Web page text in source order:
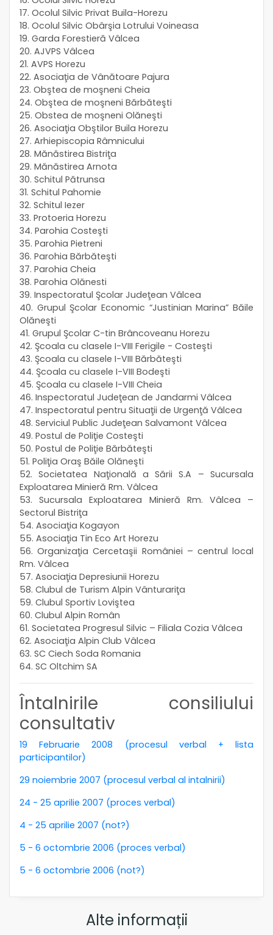
17. Ocolul Silvic Privat Buila-Horezu
18. Ocolul Silvic Obârşia Lotrului Voineasa
19. Garda Forestieră Vâlcea
20. AJVPS Vâlcea
21. AVPS Horezu
22. Asociaţia de Vânătoare Pajura
23. Obştea de moşneni Cheia
24. Obştea de moşneni Bărbăteşti
25. Obstea de moşneni Olăneşti
26. Asociaţia Obştilor Buila Horezu
27. Arhiepiscopia Râmnicului
28. Mănăstirea Bistriţa
29. Mănăstirea Arnota
30. Schitul Pătrunsa
31. Schitul Pahomie
32. Schitul Iezer
33. Protoeria Horezu
34. Parohia Costeşti
35. Parohia Pietreni
36. Parohia Bărbăteşti
37. Parohia Cheia
38. Parohia Olănesti
39. Inspectoratul Şcolar Judeţean Vâlcea
40. Grupul Şcolar Economic “Justinian Marina” Băile
Olăneşti
41. Grupul Şcolar C-tin Brâncoveanu Horezu
42. Şcoala cu clasele I-VIII Ferigile - Costeşti
43. Şcoala cu clasele I-VIII Bărbăteşti
44. Şcoala cu clasele I-VIII Bodeşti
45. Şcoala cu clasele I-VIII Cheia
46. Inspectoratul Judeţean de Jandarmi Vâlcea
47. Inspectoratul pentru Situaţii de Urgenţă Vâlcea
48. Serviciul Public Judeţean Salvamont Vâlcea
49. Postul de Poliţie Costeşti
50. Postul de Poliţie Bărbăteşti
51. Poliţia Oraş Băile Olăneşti
52. Societatea Naţională a Sării S.A – Sucursala
Exploatarea Minieră Rm. Vâlcea
53. Sucursala Exploatarea Minieră Rm. Vâlcea –
Sectorul Bistriţa
54. Asociaţia Kogayon
55. Asociaţia Tin Eco Art Horezu
56. Organizaţia Cercetaşii României – centrul local
Rm. Vâlcea
57. Asociaţia Depresiunii Horezu
58. Clubul de Turism Alpin Vânturariţa
59. Clubul Sportiv Loviştea
60. Clubul Alpin Român
61. Societatea Progresul Silvic – Filiala Cozia Vâlcea
62. Asociaţia Alpin Club Vâlcea
63. SC Ciech Soda Romania
64. SC Oltchim SA
Întalnirile consiliului
consultativ
19 Februarie 2008 (procesul verbal + lista
participantilor)
29 noiembrie 2007 (procesul verbal al intalnirii)
24 - 25 aprilie 2007 (proces verbal)
4 - 25 aprilie 2007 (not?)
5 - 6 octombrie 2006 (proces verbal)
5 - 6 octombrie 2006 (not?)
Alte informații